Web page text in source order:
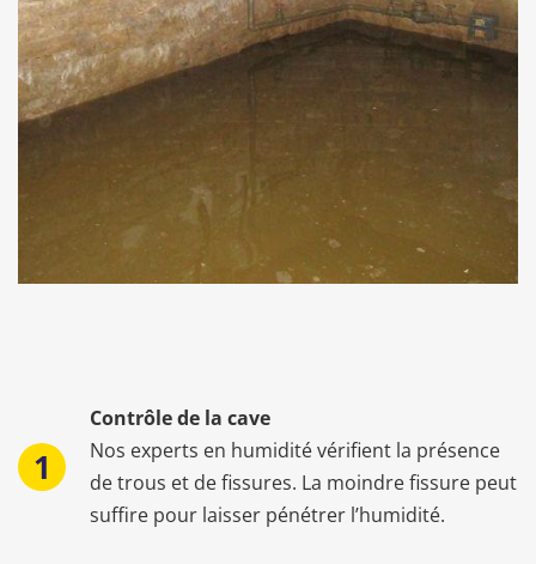
Contrôle de la cave
Nos experts en humidité vérifient la présence
de trous et de fissures. La moindre fissure peut
suffire pour laisser pénétrer l’humidité.